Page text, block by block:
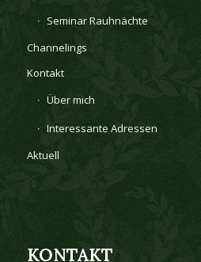
Seminar Rauhnächte
Channelings
Kontakt
Über mich
Interessante Adressen
Aktuell
KONTAKT